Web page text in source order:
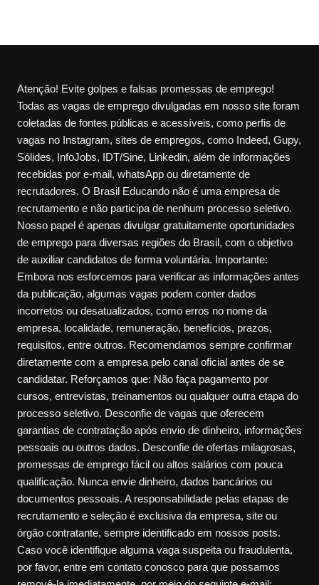
Atenção! Evite golpes e falsas promessas de emprego!
Todas as vagas de emprego divulgadas em nosso site foram
coletadas de fontes públicas e acessíveis, como perfis de
vagas no Instagram, sites de empregos, como Indeed, Gupy,
Sólides, InfoJobs, IDT/Sine, Linkedin, além de informações
recebidas por e-mail, whatsApp ou diretamente de
recrutadores. O Brasil Educando não é uma empresa de
recrutamento e não participa de nenhum processo seletivo.
Nosso papel é apenas divulgar gratuitamente oportunidades
de emprego para diversas regiões do Brasil, com o objetivo
de auxiliar candidatos de forma voluntária. Importante:
Embora nos esforcemos para verificar as informações antes
da publicação, algumas vagas podem conter dados
incorretos ou desatualizados, como erros no nome da
empresa, localidade, remuneração, benefícios, prazos,
requisitos, entre outros. Recomendamos sempre confirmar
diretamente com a empresa pelo canal oficial antes de se
candidatar. Reforçamos que: Não faça pagamento por
cursos, entrevistas, treinamentos ou qualquer outra etapa do
processo seletivo. Desconfie de vagas que oferecem
garantias de contratação após envio de dinheiro, informações
pessoais ou outros dados. Desconfie de ofertas milagrosas,
promessas de emprego fácil ou altos salários com pouca
qualificação. Nunca envie dinheiro, dados bancários ou
documentos pessoais. A responsabilidade pelas etapas de
recrutamento e seleção é exclusiva da empresa, site ou
órgão contratante, sempre identificado em nossos posts.
Caso você identifique alguma vaga suspeita ou fraudulenta,
por favor, entre em contato conosco para que possamos